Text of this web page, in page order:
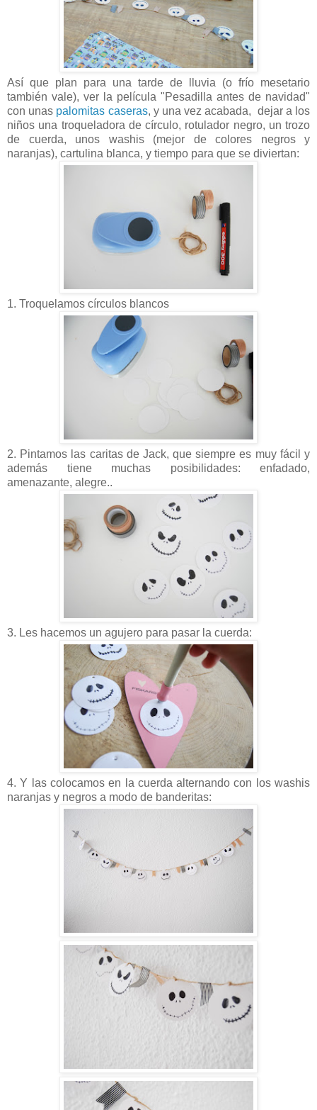
Así que plan para una tarde de lluvia (o frío mesetario
también vale), ver la película "Pesadilla antes de navidad"
con unas palomitas caseras, y una vez acabada, dejar a los
niños una troqueladora de círculo, rotulador negro, un trozo
de cuerda, unos washis (mejor de colores negros y
naranjas), cartulina blanca, y tiempo para que se diviertan:
1. Troquelamos círculos blancos
2. Pintamos las caritas de Jack, que siempre es muy fácil y
además tiene muchas posibilidades: enfadado,
amenazante, alegre..
3. Les hacemos un agujero para pasar la cuerda:
4. Y las colocamos en la cuerda alternando con los washis
naranjas y negros a modo de banderitas: